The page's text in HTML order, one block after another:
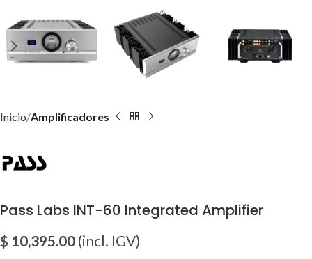
Inicio Amplificadores
Pass Labs INT-60 Integrated Amplifier
$ 10,395.00 (incl. IGV)